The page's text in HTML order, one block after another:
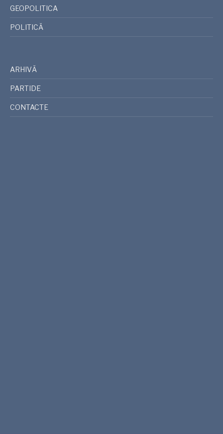
GEOPOLITICA
POLITICĂ
ARHIVĂ
PARTIDE
CONTACTE